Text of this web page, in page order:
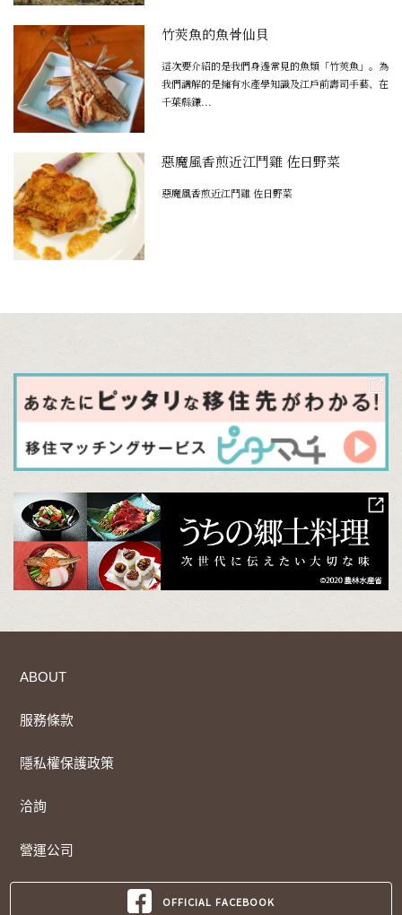
竹莢魚的魚骨仙貝
這次要介紹的是我們身邊常見的魚類「竹莢魚」。為
我們講解的是擁有水產學知識及江戶前壽司手藝、在
千葉縣鎌...
惡魔風香煎近江鬥雞 佐日野菜
惡魔風香煎近江鬥雞 佐日野菜
ABOUT
服務條款
隱私權保護政策
洽詢
營運公司
OFFICIAL FACEBOOK